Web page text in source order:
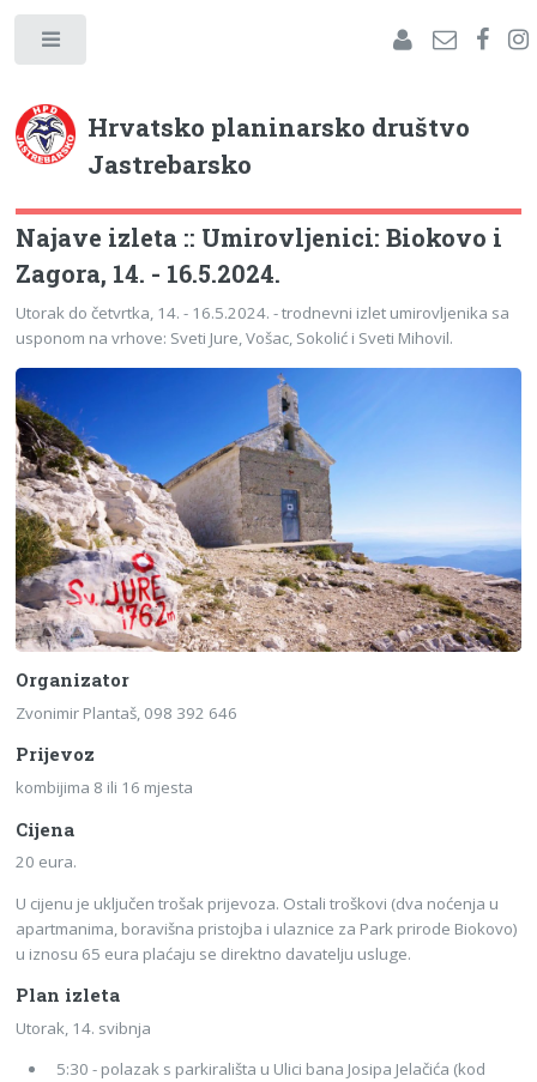
Hrvatsko planinarsko društvo
Jastrebarsko
Najave izleta :: Umirovljenici: Biokovo i
Zagora, 14. - 16.5.2024.
Utorak do četvrtka, 14. - 16.5.2024. - trodnevni izlet umirovljenika sa
usponom na vrhove: Sveti Jure, Vošac, Sokolić i Sveti Mihovil.
Organizator
Zvonimir Plantaš, 098 392 646
Prijevoz
kombijima 8 ili 16 mjesta
Cijena
20 eura.
U cijenu je uključen trošak prijevoza. Ostali troškovi (dva noćenja u
apartmanima, boravišna pristojba i ulaznice za Park prirode Biokovo)
u iznosu 65 eura plaćaju se direktno davatelju usluge.
Plan izleta
Utorak, 14. svibnja
5:30 - polazak s parkirališta u Ulici bana Josipa Jelačića (kod